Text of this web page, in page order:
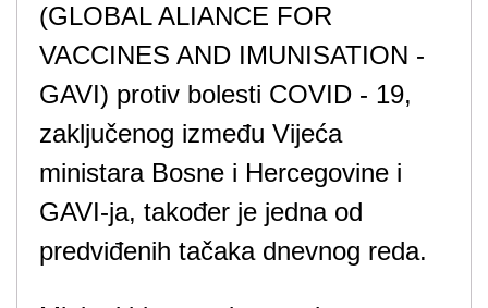
(GLOBAL ALIANCE FOR
VACCINES AND IMUNISATION -
GAVI) protiv bolesti COVID - 19,
zaključenog između Vijeća
ministara Bosne i Hercegovine i
GAVI-ja, također je jedna od
predviđenih tačaka dnevnog reda.